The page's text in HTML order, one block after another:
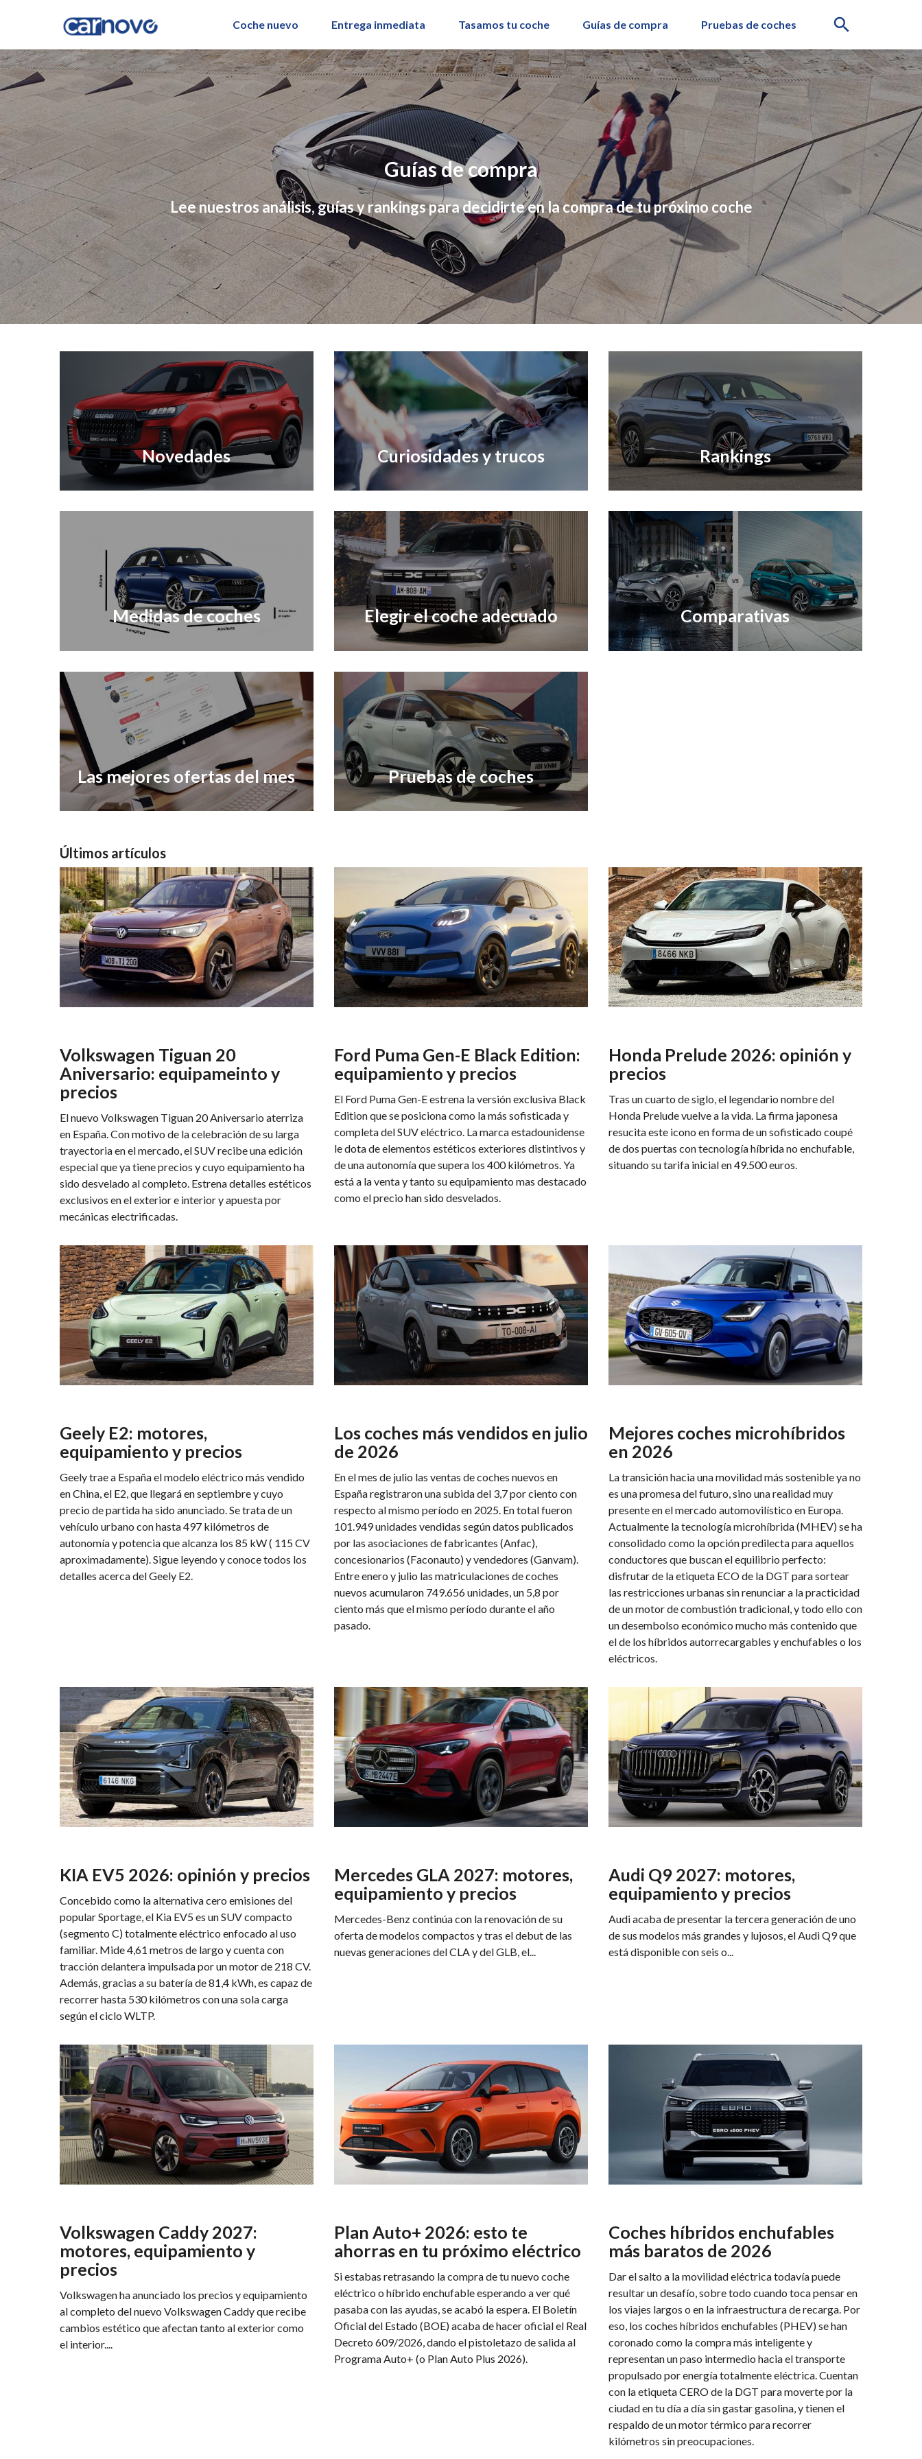
search
Coche nuevo Entrega inmediata Tasamos tu coche Guías de compra Pruebas de coches
Guías de compra
Lee nuestros análisis, guías y rankings para decidirte en la compra de tu próximo coche
Novedades Curiosidades y trucos Rankings
Medidas de coches Elegir el coche adecuado Comparativas
Las mejores ofertas del mes Pruebas de coches
Últimos artículos
Volkswagen Tiguan 20
Aniversario: equipameinto y
precios
El nuevo Volkswagen Tiguan 20 Aniversario aterriza
en España. Con motivo de la celebración de su larga
trayectoria en el mercado, el SUV recibe una edición
especial que ya tiene precios y cuyo equipamiento ha
sido desvelado al completo. Estrena detalles estéticos
exclusivos en el exterior e interior y apuesta por
mecánicas electrificadas.
Ford Puma Gen-E Black Edition:
equipamiento y precios
El Ford Puma Gen-E estrena la versión exclusiva Black
Edition que se posiciona como la más sofisticada y
completa del SUV eléctrico. La marca estadounidense
le dota de elementos estéticos exteriores distintivos y
de una autonomía que supera los 400 kilómetros. Ya
está a la venta y tanto su equipamiento mas destacado
como el precio han sido desvelados.
Honda Prelude 2026: opinión y
precios
Tras un cuarto de siglo, el legendario nombre del
Honda Prelude vuelve a la vida. La firma japonesa
resucita este icono en forma de un sofisticado coupé
de dos puertas con tecnología híbrida no enchufable,
situando su tarifa inicial en 49.500 euros.
Geely E2: motores,
equipamiento y precios
Geely trae a España el modelo eléctrico más vendido
en China, el E2, que llegará en septiembre y cuyo
precio de partida ha sido anunciado. Se trata de un
vehículo urbano con hasta 497 kilómetros de
autonomía y potencia que alcanza los 85 kW ( 115 CV
aproximadamente). Sigue leyendo y conoce todos los
detalles acerca del Geely E2.
Los coches más vendidos en julio
de 2026
En el mes de julio las ventas de coches nuevos en
España registraron una subida del 3,7 por ciento con
respecto al mismo período en 2025. En total fueron
101.949 unidades vendidas según datos publicados
por las asociaciones de fabricantes (Anfac),
concesionarios (Faconauto) y vendedores (Ganvam).
Entre enero y julio las matriculaciones de coches
nuevos acumularon 749.656 unidades, un 5,8 por
ciento más que el mismo período durante el año
pasado.
Mejores coches microhíbridos
en 2026
La transición hacia una movilidad más sostenible ya no
es una promesa del futuro, sino una realidad muy
presente en el mercado automovilístico en Europa.
Actualmente la tecnología microhíbrida (MHEV) se ha
consolidado como la opción predilecta para aquellos
conductores que buscan el equilibrio perfecto:
disfrutar de la etiqueta ECO de la DGT para sortear
las restricciones urbanas sin renunciar a la practicidad
de un motor de combustión tradicional, y todo ello con
un desembolso económico mucho más contenido que
el de los híbridos autorrecargables y enchufables o los
eléctricos.
KIA EV5 2026: opinión y precios
Concebido como la alternativa cero emisiones del
popular Sportage, el Kia EV5 es un SUV compacto
(segmento C) totalmente eléctrico enfocado al uso
familiar. Mide 4,61 metros de largo y cuenta con
tracción delantera impulsada por un motor de 218 CV.
Además, gracias a su batería de 81,4 kWh, es capaz de
recorrer hasta 530 kilómetros con una sola carga
según el ciclo WLTP.
Mercedes GLA 2027: motores,
equipamiento y precios
Mercedes-Benz continúa con la renovación de su
oferta de modelos compactos y tras el debut de las
nuevas generaciones del CLA y del GLB, el...
Audi Q9 2027: motores,
equipamiento y precios
Audi acaba de presentar la tercera generación de uno
de sus modelos más grandes y lujosos, el Audi Q9 que
está disponible con seis o...
Volkswagen Caddy 2027:
motores, equipamiento y
precios
Volkswagen ha anunciado los precios y equipamiento
al completo del nuevo Volkswagen Caddy que recibe
cambios estético que afectan tanto al exterior como
el interior....
Plan Auto+ 2026: esto te
ahorras en tu próximo eléctrico
Si estabas retrasando la compra de tu nuevo coche
eléctrico o híbrido enchufable esperando a ver qué
pasaba con las ayudas, se acabó la espera. El Boletín
Oficial del Estado (BOE) acaba de hacer oficial el Real
Decreto 609/2026, dando el pistoletazo de salida al
Programa Auto+ (o Plan Auto Plus 2026).
Coches híbridos enchufables
más baratos de 2026
Dar el salto a la movilidad eléctrica todavía puede
resultar un desafío, sobre todo cuando toca pensar en
los viajes largos o en la infraestructura de recarga. Por
eso, los coches híbridos enchufables (PHEV) se han
coronado como la compra más inteligente y
representan un paso intermedio hacia el transporte
propulsado por energía totalmente eléctrica. Cuentan
con la etiqueta CERO de la DGT para moverte por la
ciudad en tu día a día sin gastar gasolina, y tienen el
respaldo de un motor térmico para recorrer
kilómetros sin preocupaciones.